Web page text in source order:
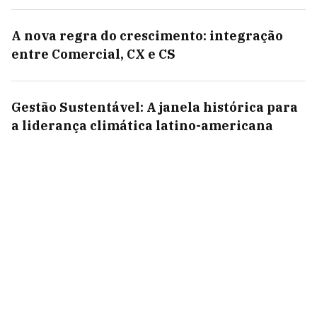
A nova regra do crescimento: integração
entre Comercial, CX e CS
Gestão Sustentável: A janela histórica para
a liderança climática latino-americana